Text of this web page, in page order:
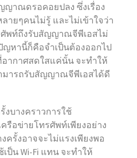
าณดรอคอยปลง ซึ่งเรื่อง
ายๆคนไม่รู้ และไม่เข้าใจว่า
ศัพท์ถึงรับสัญญาณจีพีเอสไม่
ญหานี้ก็คือจำเป็นต้องออกไป
ากาศสดใสแค่นั้น จะทำให้
ารถรับสัญญาณจีพีเอสได้ดี
รั้งบางคราวการใช้
รือข่ายโทรศัพท์เพียงอย่าง
รั้งอาจจะไม่แรงเพียงพอ
ป็น Wi-Fi แทน จะทำให้